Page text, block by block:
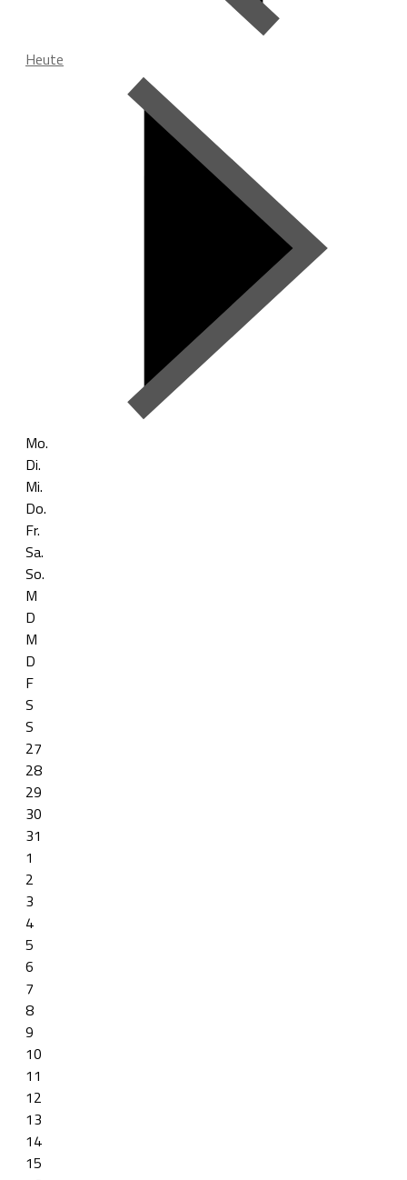
Heute
Mo.
Di.
Mi.
Do.
Fr.
Sa.
So.
M
D
M
D
F
S
S
27
28
29
30
31
1
2
3
4
5
6
7
8
9
10
11
12
13
14
15